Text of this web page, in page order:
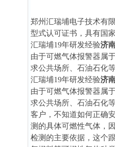
郑州汇瑞埔电子技术有
型式认可证书，具有国
汇瑞埔19年研发经验济
由于可燃气体报警器属
求公共场所、石油石化
汇瑞埔19年研发经验济
由于可燃气体报警器属
求公共场所、石油石化
客户，不知道如何正确
测的具体可燃性气体，
检测的主要依据，这个